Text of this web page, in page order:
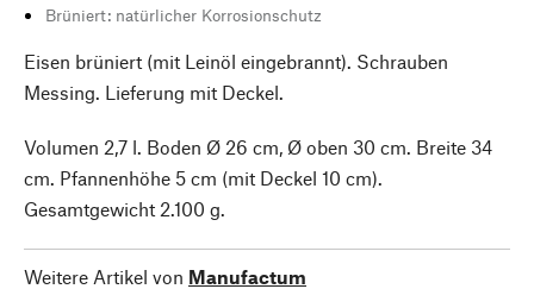
Brüniert: natürlicher Korrosionschutz
Eisen brüniert (mit Leinöl eingebrannt). Schrauben
Messing. Lieferung mit Deckel.
Volumen 2,7 l. Boden Ø 26 cm, Ø oben 30 cm. Breite 34
cm. Pfannenhöhe 5 cm (mit Deckel 10 cm).
Gesamtgewicht 2.100 g.
Weitere Artikel von Manufactum